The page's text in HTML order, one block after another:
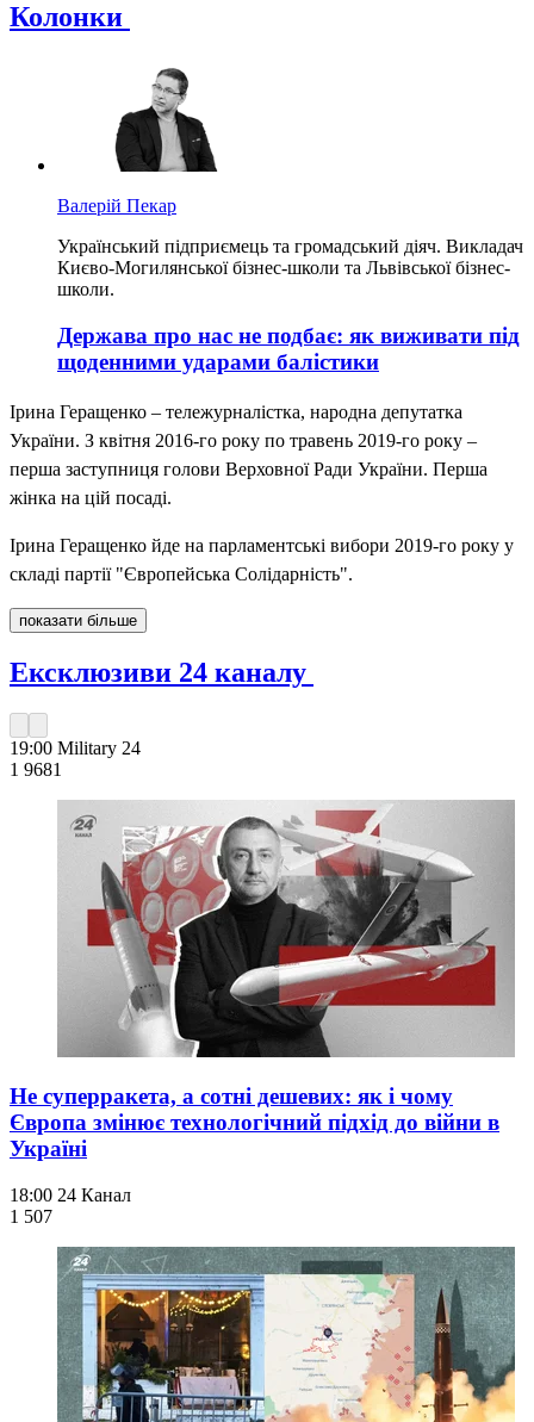
Колонки
Валерій Пекар
Український підприємець та громадський діяч. Викладач
Києво-Могилянської бізнес-школи та Львівської бізнес-
школи.
Держава про нас не подбає: як виживати під
щоденними ударами балістики
Ірина Геращенко – тележурналістка, народна депутатка
України. З квітня 2016-го року по травень 2019-го року –
перша заступниця голови Верховної Ради України. Перша
жінка на цій посаді.
Ірина Геращенко йде на парламентські вибори 2019-го року у
складі партії "Європейська Солідарність".
показати більше
Ексклюзиви 24 каналу
19:00 Military 24
1 9681
Не суперракета, а сотні дешевих: як і чому
Європа змінює технологічний підхід до війни в
Україні
18:00 24 Канал
1 507